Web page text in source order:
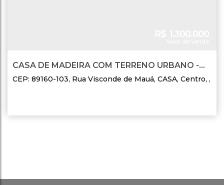
CASA DE MADEIRA COM TERRENO URBANO -
BAIRRO SANTATA
CEP: 89160-103, Rua Visconde de Mauá, CASA, Centro ,